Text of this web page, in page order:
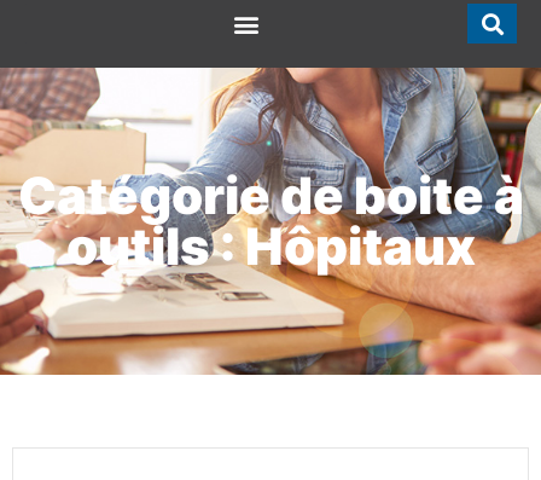
Catégorie de boite à
outils : Hôpitaux